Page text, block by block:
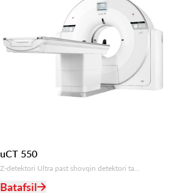
uCT 550
Z-detektori Ultra past shovqin detektori ta...
Batafsil